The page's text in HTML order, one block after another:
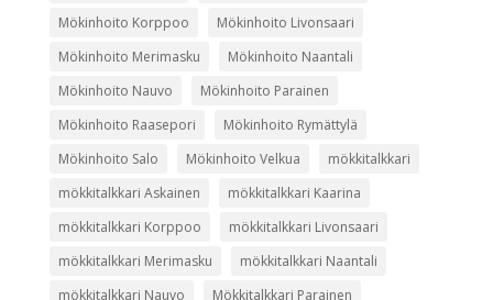
Mökinhoito Korppoo
Mökinhoito Livonsaari
Mökinhoito Merimasku
Mökinhoito Naantali
Mökinhoito Nauvo
Mökinhoito Parainen
Mökinhoito Raasepori
Mökinhoito Rymättylä
Mökinhoito Salo
Mökinhoito Velkua
mökkitalkkari
mökkitalkkari Askainen
mökkitalkkari Kaarina
mökkitalkkari Korppoo
mökkitalkkari Livonsaari
mökkitalkkari Merimasku
mökkitalkkari Naantali
mökkitalkkari Nauvo
Mökkitalkkari Parainen